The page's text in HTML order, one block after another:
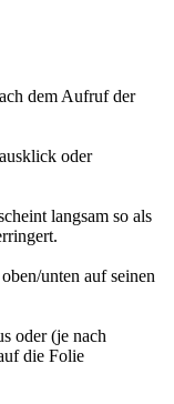
dem Aufruf der
oder
langsam so als
unten auf seinen
oder (je nach
die Folie